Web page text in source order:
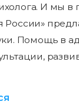
И мы в
России»
Помощь в